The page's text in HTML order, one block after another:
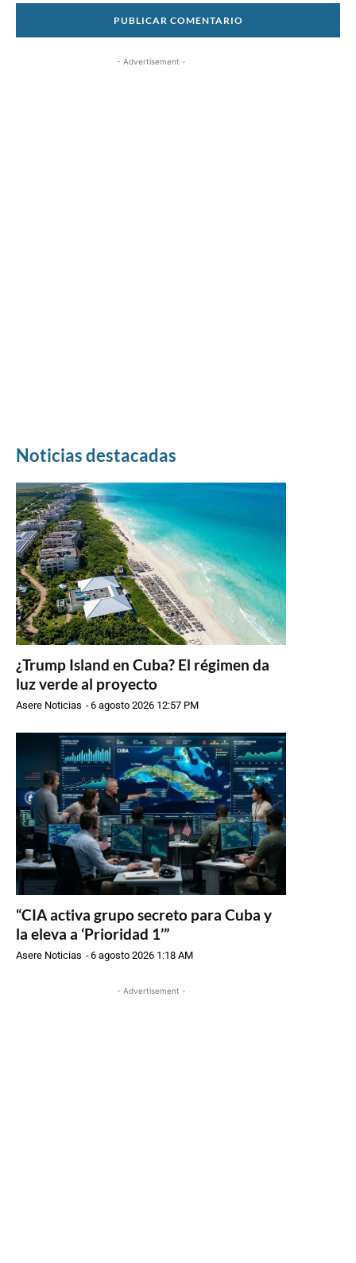
- Advertisement -
Noticias destacadas
¿Trump Island en Cuba? El régimen da
luz verde al proyecto
Asere Noticias -6 agosto 2026 12:57 PM
“CIA activa grupo secreto para Cuba y
la eleva a ‘Prioridad 1’”
Asere Noticias -6 agosto 2026 1:18 AM
- Advertisement -